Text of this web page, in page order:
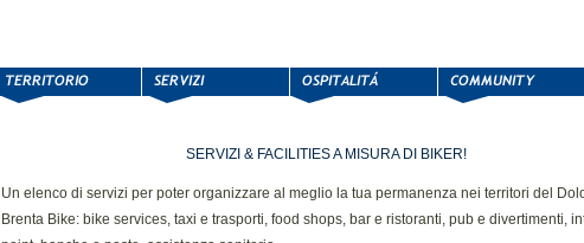
SERVIZI & FACILITIES A MISURA DI BIKER!
Un elenco di servizi per poter organizzare al meglio la tua permanenza nei territori del
Brenta Bike: bike services, taxi e trasporti, food shops, bar e ristoranti, pub e divertimenti,